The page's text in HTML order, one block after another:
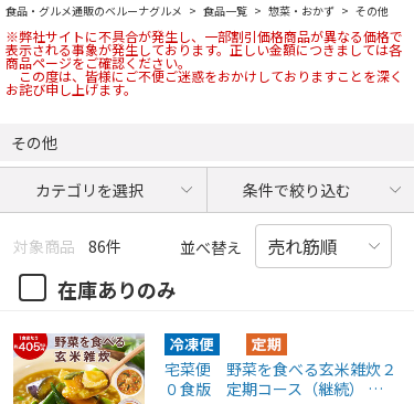
食品・グルメ通販のベルーナグルメ > 食品一覧 > 惣菜・おかず > その他
※弊社サイトに不具合が発生し、一部割引価格商品が異なる価格で
表示される事象が発生しております。正しい金額につきましては各
商品ページをご確認ください。
この度は、皆様にご不便ご迷惑をおかけしておりますことを深く
お詫び申し上げます。
その他
カテゴリを選択 条件で絞り込む
対象商品 86件 並べ替え
在庫ありのみ
宅菜便 野菜を食べる玄米雑炊２
０食版 定期コース（継続） …